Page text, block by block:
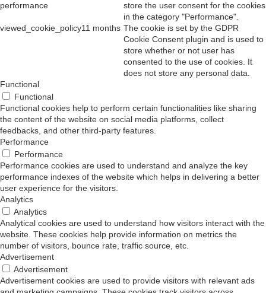
performance
store the user consent for the cookies
in the category "Performance".
viewed_cookie_policy11 months The cookie is set by the GDPR
Cookie Consent plugin and is used to
store whether or not user has
consented to the use of cookies. It
does not store any personal data.
Functional
Functional
Functional cookies help to perform certain functionalities like sharing
the content of the website on social media platforms, collect
feedbacks, and other third-party features.
Performance
Performance
Performance cookies are used to understand and analyze the key
performance indexes of the website which helps in delivering a better
user experience for the visitors.
Analytics
Analytics
Analytical cookies are used to understand how visitors interact with the
website. These cookies help provide information on metrics the
number of visitors, bounce rate, traffic source, etc.
Advertisement
Advertisement
Advertisement cookies are used to provide visitors with relevant ads